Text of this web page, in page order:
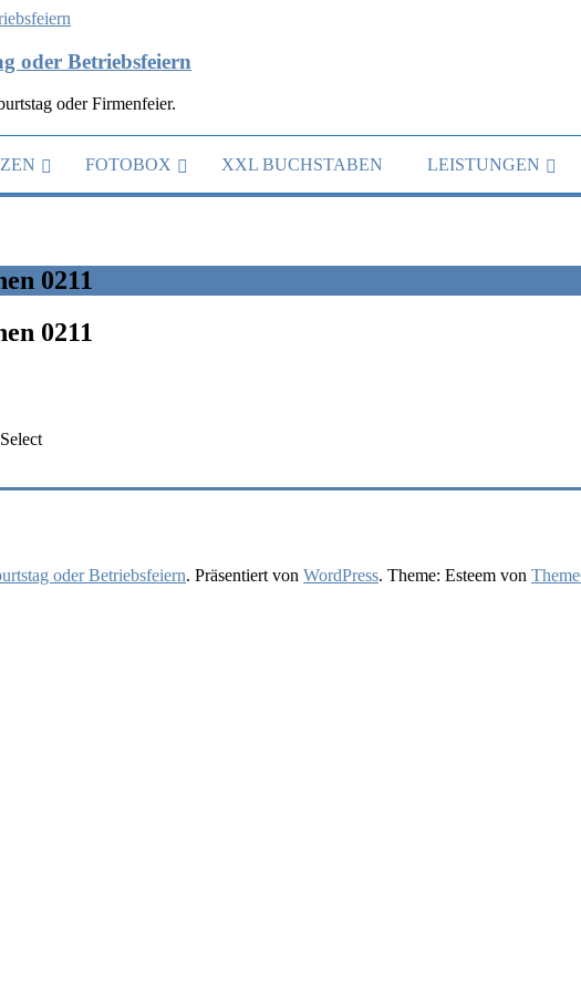
oder Betriebsfeiern
oder Firmenfeier.
FOTOBOX XXL BUCHSTABEN LEISTUNGEN
0211
0211
Select
oder Betriebsfeiern. Präsentiert von WordPress. Theme: Esteem von